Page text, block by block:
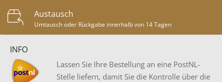
Austausch
Umtausch oder Rückgabe innerhalb von 14 Tagen
INFO
Lassen Sie Ihre Bestellung an eine PostNL-
Stelle liefern, damit Sie die Kontrolle über die